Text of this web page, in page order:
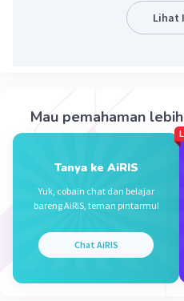
08 Desember 2023 10:10
Itu ada yanf salah ,
Lihat
Mau pemahaman
Tanya ke AiRIS
Yuk, cobain chat dan belajar
bareng AiRIS, teman pintarmu!
Chat AiRIS